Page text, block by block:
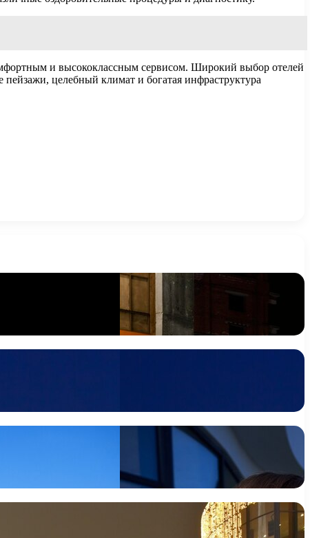
и высококлассным сервисом. Широкий выбор отелей
целебный климат и богатая инфраструктура